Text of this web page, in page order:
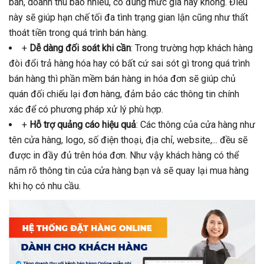
này sẽ giúp hạn chế tối đa tình trạng gian lận cũng như thất
thoát tiền trong quá trình bán hàng.
+ Dễ dàng đối soát khi cần: Trong trường hợp khách hàng
đòi đổi trả hàng hóa hay có bất cứ sai sót gì trong quá trình
bán hàng thì phần mềm bán hàng in hóa đơn sẽ giúp chủ
quán đối chiếu lại đơn hàng, đảm bảo các thông tin chính
xác để có phương pháp xử lý phù hợp.
+ Hỗ trợ quảng cáo hiệu quả: Các thông của cửa hàng như
tên cửa hàng, logo, số điện thoại, địa chỉ, website,... đều sẽ
được in đầy đủ trên hóa đơn. Như vậy khách hàng có thể
nắm rõ thông tin của cửa hàng bạn và sẽ quay lại mua hàng
khi họ có nhu cầu.